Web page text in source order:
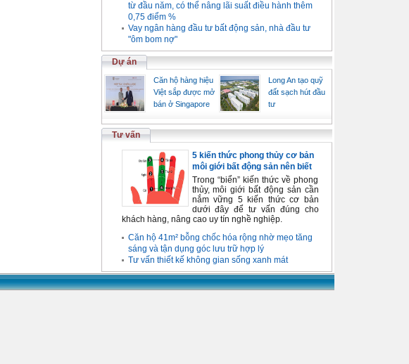
từ đầu năm, có thể nâng lãi suất điều hành thêm
0,75 điểm %
Vay ngân hàng đầu tư bất động sản, nhà đầu tư
"ôm bom nợ"
Dự án
Căn hộ hàng hiệu
Việt sắp được mở
bán ở Singapore
Long An tạo quỹ
đất sạch hút đầu
tư
Tư vấn
5 kiến thức phong thủy cơ bản
môi giới bất động sản nên biết
Trong “biển” kiến thức về phong
thủy, môi giới bất động sản cần
nắm vững 5 kiến thức cơ bản
dưới đây để tư vấn đúng cho
khách hàng, nâng cao uy tín nghề nghiệp.
Căn hộ 41m² bỗng chốc hóa rộng nhờ mẹo tăng
sáng và tận dụng góc lưu trữ hợp lý
Tư vấn thiết kế không gian sống xanh mát